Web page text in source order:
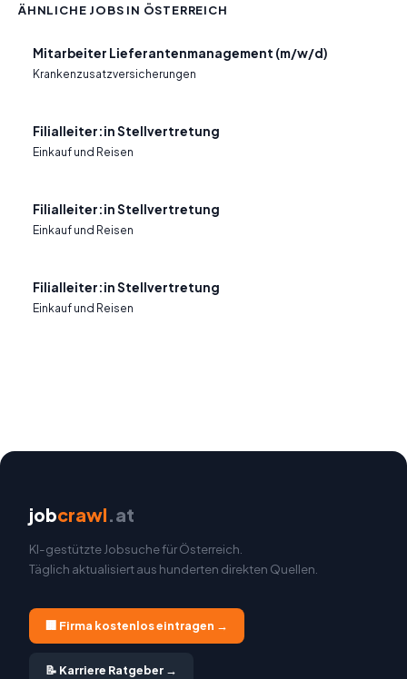
ÄHNLICHE JOBS IN ÖSTERREICH
Mitarbeiter Lieferantenmanagement (m/w/d)
Krankenzusatzversicherungen
Filialleiter:in Stellvertretung
Einkauf und Reisen
Filialleiter:in Stellvertretung
Einkauf und Reisen
Filialleiter:in Stellvertretung
Einkauf und Reisen
jobcrawl.at
KI-gestützte Jobsuche für Österreich.
Täglich aktualisiert aus hunderten direkten Quellen.
🏢 Firma kostenlos eintragen →
📝 Karriere Ratgeber →